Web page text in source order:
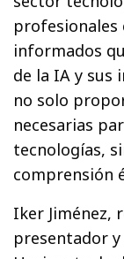
profesionales
informados
de la IA y sus
no solo
necesarias
tecnologías,
comprensión
Iker Jiménez,
presentador